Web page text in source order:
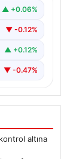
▲ +0.06%
▼ -0.12%
▲ +0.12%
▼ -0.47%
altına